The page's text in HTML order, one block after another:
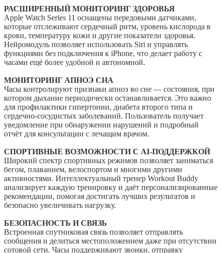
РАСШИРЕННЫЙ МОНИТОРИНГ ЗДОРОВЬЯ
Apple Watch Series 11 оснащены передовыми датчиками,
которые отслеживают сердечный ритм, уровень кислорода в
крови, температуру кожи и другие показатели здоровья.
Нейромодуль позволяет использовать Siri и управлять
функциями без подключения к iPhone, что делает работу с
часами ещё более удобной и автономной.
МОНИТОРИНГ АПНОЭ СНА
Часы контролируют признаки апноэ во сне — состояния, при
котором дыхание периодически останавливается. Это важно
для профилактики гипертонии, диабета второго типа и
сердечно-сосудистых заболеваний. Пользователь получает
уведомление при обнаружении нарушений и подробный
отчёт для консультации с лечащим врачом.
СПОРТИВНЫЕ ВОЗМОЖНОСТИ С AI-ПОДДЕРЖКОЙ
Широкий спектр спортивных режимов позволяет заниматься
бегом, плаванием, велоспортом и многими другими
активностями. Интеллектуальный тренер Workout Buddy
анализирует каждую тренировку и даёт персонализированные
рекомендации, помогая достигать лучших результатов и
безопасно увеличивать нагрузку.
БЕЗОПАСНОСТЬ И СВЯЗЬ
Встроенная спутниковая связь позволяет отправлять
сообщения и делиться местоположением даже при отсутствии
сотовой сети. Часы поддерживают звонки, отправку